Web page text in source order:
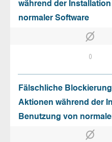
während der
normaler Software
0
Fälschliche
Aktionen während der
Benutzung von